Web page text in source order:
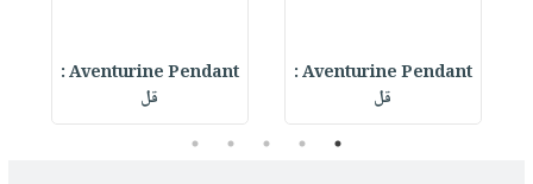
Aventurine Pendant :
قل
Aventurine Pendant :
قل
1
2
3
4
5